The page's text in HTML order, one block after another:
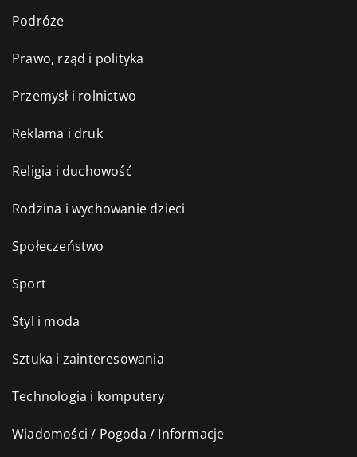
Podróże
Prawo, rząd i polityka
Przemysł i rolnictwo
Reklama i druk
Religia i duchowość
Rodzina i wychowanie dzieci
Społeczeństwo
Sport
Styl i moda
Sztuka i zainteresowania
Technologia i komputery
Wiadomości / Pogoda / Informacje